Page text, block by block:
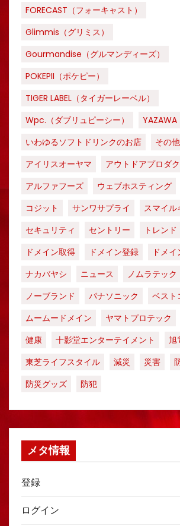
FORECAST（フォーキャスト）
Glimmis（グリミス）
Gourmandise（グルマンディーズ）
POKEPII（ポケピー）
TIGER LABEL（タイガーレーベル）
Wpc.（ダブリュピーシー）
YAZAWA
いわゆるソフトドリンクのお店
その
アイリスオーヤマ
アウトドアプロダ
アルファフーズ
ウェブホスティング
コジット
サンワサプライ
スマイル
セキュリティ
セントリー
トレンド
ドメイン取得
ドメイン登録
ドメ
ナカバヤシ
ニュース
ノムラテック
ノーブランド
パナソニック
ベスト
ムームードメイン
ヤマトプロテック
健康
十影堂エンターテイメント
旭
東芝ライフスタイル
減災 災害
防災グッズ
防犯
メタ情報
登録
ログイン